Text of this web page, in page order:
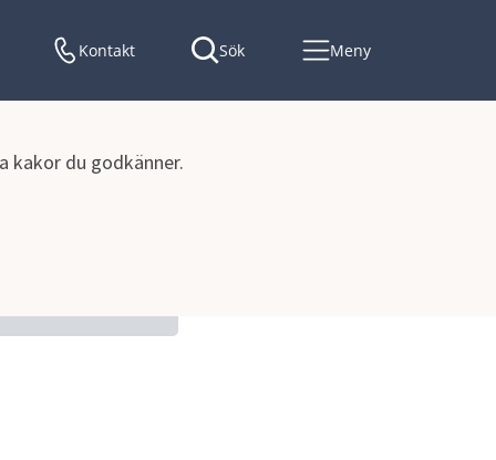
kakor du godkänner.
Kontakt Sök Meny